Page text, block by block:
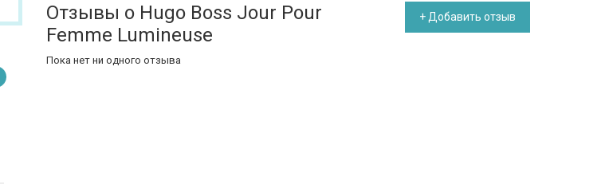
Отзывы о Hugo Boss Jour Pour
Femme Lumineuse
+ Добавить отзыв
Пока нет ни одного отзыва